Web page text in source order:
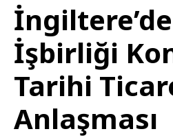
İşbirliği
Tarihi
Anlaşması